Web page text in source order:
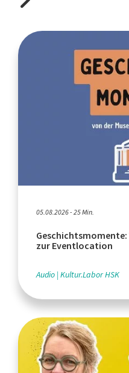
05.08.2026 - 25 Min.
zur Eventlocation
Audio Kultur.Labor HSK